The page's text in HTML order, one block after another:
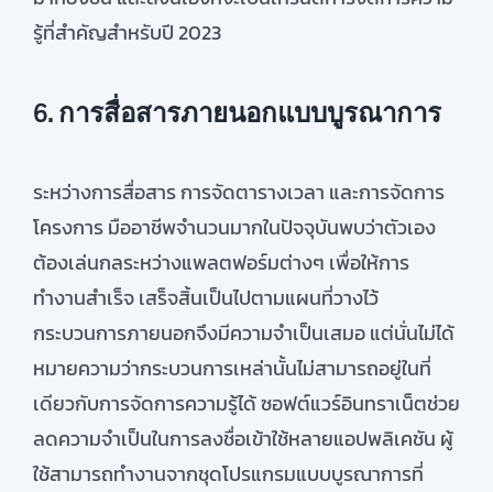
รู้ที่สำคัญสำหรับปี 2023
6. การสื่อสารภายนอกแบบบูรณาการ
ระหว่างการสื่อสาร การจัดตารางเวลา และการจัดการ
โครงการ มืออาชีพจำนวนมากในปัจจุบันพบว่าตัวเอง
ต้องเล่นกลระหว่างแพลตฟอร์มต่างๆ เพื่อให้การ
ทำงานสำเร็จเสร็จสิ้นเป็นไปตามแผนที่วางไว้
กระบวนการภายนอกจึงมีความจำเป็นเสมอ แต่นั่นไม่ได้
หมายความว่ากระบวนการเหล่านั้นไม่สามารถอยู่ในที่
เดียวกับการจัดการความรู้ได้ ซอฟต์แวร์อินทราเน็ตช่วย
ลดความจำเป็นในการลงชื่อเข้าใช้หลายแอปพลิเคชัน ผู้
ใช้สามารถทำงานจากชุดโปรแกรมแบบบูรณาการที่